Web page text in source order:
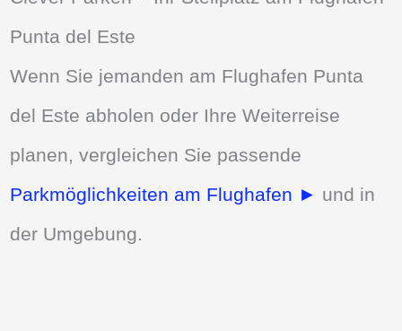
Punta del Este
Wenn Sie jemanden am Flughafen Punta
del Este abholen oder Ihre Weiterreise
planen, vergleichen Sie passende
Parkmöglichkeiten am Flughafen ► und in
der Umgebung.